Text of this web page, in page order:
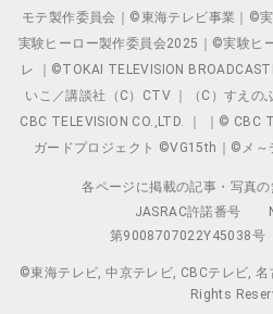
モテ製作委員会｜©東海テレビ事業｜©
実験ヒーロー製作委員会2025｜©実験ヒ
レ ｜©TOKAI TELEVISION
いこ／講談社（C）CTV ｜（C）すえ
CBC TELEVISION CO.,LTD. ｜ ｜© CBC
ガードプロジェクト ©VG15th｜©メ～
各ページに掲載の記事・写真の
JASRAC許諾番号
第9008707022Y45038号
©東海テレビ, 中京テレビ, CBCテレビ,
Rights